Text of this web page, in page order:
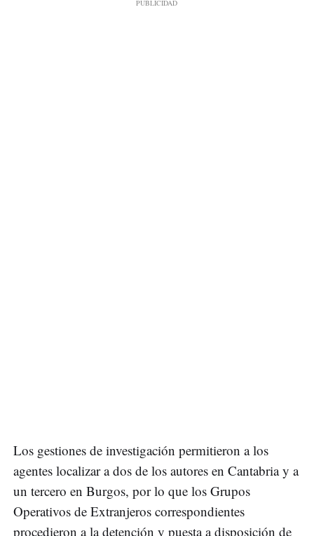
Los gestiones de investigación permitieron a los
agentes localizar a dos de los autores en Cantabria y a
un tercero en Burgos, por lo que los Grupos
Operativos de Extranjeros correspondientes
procedieron a la detención y puesta a disposición de